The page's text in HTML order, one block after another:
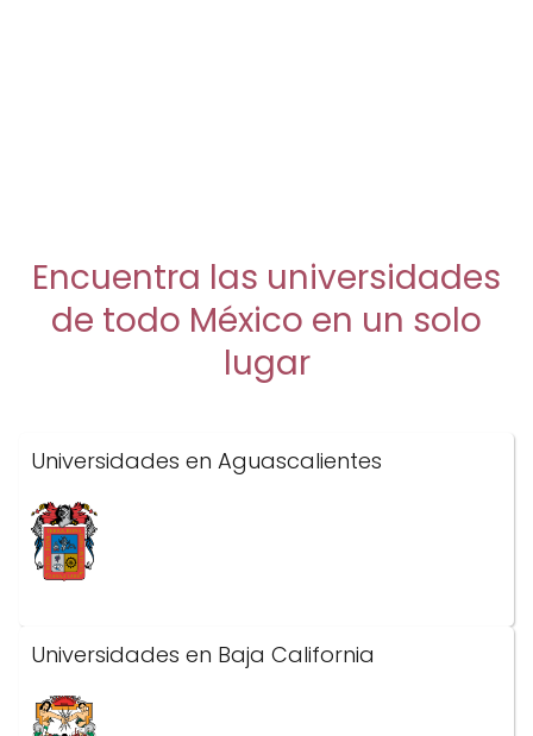
Encuentra las universidades
de todo México en un solo
lugar
Universidades en Aguascalientes
Universidades en Baja California